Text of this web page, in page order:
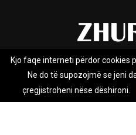
Rreth nesh Impresumi
Zhurnal.mk është Agjenci e
Kjo faqe interneti përdor cookies
Ne do të supozojmë se jeni
çregjistroheni nëse dëshironi.